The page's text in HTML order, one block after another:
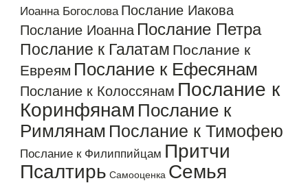
Иоанна Богослова Послание Иакова
Послание Иоанна Послание Петра
Послание к Галатам Послание к
Евреям Послание к Ефесянам
Послание к Колоссянам Послание к
Коринфянам Послание к
Римлянам Послание к Тимофею
Послание к Филиппийцам Притчи
Псалтирь Самооценка Семья